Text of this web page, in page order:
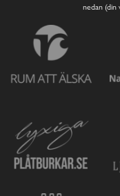
nedan (din